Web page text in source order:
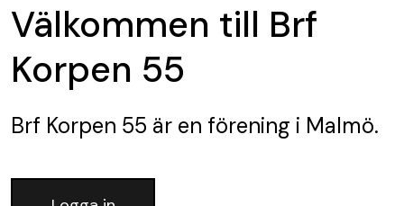
Välkommen till Brf
Korpen 55
Brf Korpen 55 är en förening i Malmö.